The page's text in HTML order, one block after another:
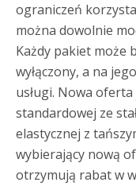
ograniczeń
można dowolnie
Każdy pakiet może
wyłączony, a na
usługi. Nowa
standardowej ze
elastycznej z
wybierający nową
otrzymują rabat w